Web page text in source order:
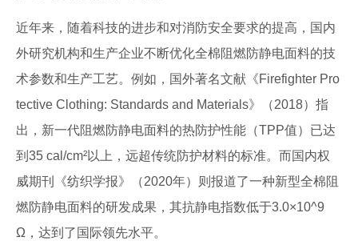
近年来，随着科技的进步和对消防安全要求的提高，国内
外研究机构和生产企业不断优化全棉阻燃防静电面料的技
术参数和生产工艺。例如，国外著名文献《Firefighter Pro
tective Clothing: Standards and Materials》（2018）指
出，新一代阻燃防静电面料的热防护性能（TPP值）已达
到35 cal/cm²以上，远超传统防护材料的标准。而国内权
威期刊《纺织学报》（2020年）则报道了一种新型全棉阻
燃防静电面料的研发成果，其抗静电指数低于3.0×10^9
Ω，达到了国际领先水平。